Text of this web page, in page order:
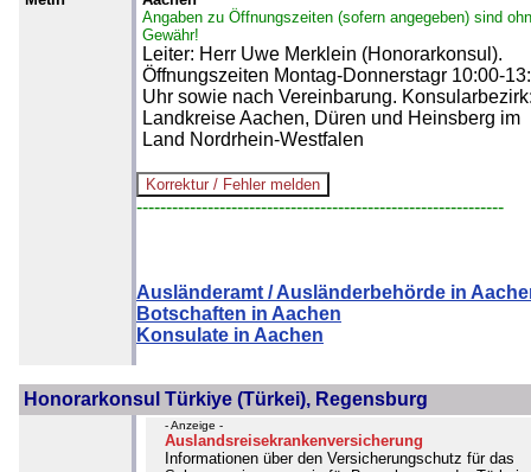
Angaben zu Öffnungszeiten (sofern angegeben) sind
Gewähr!
Leiter: Herr Uwe Merklein (Honorarkonsul).
Öffnungszeiten Montag-Donnerstagr 10:00-
Uhr sowie nach Vereinbarung.
Landkreise Aachen, Düren und Heinsberg im
Land Nordrhein-Westfalen
--------------------------------------------------------------
Ausländeramt / Ausländerbehörde in
Botschaften in Aachen
Konsulate in Aachen
Honorarkonsul Türkiye (Türkei), Regensburg
- Anzeige -
Auslandsreisekrankenversicherung
Informationen über den Versicherungschutz für das